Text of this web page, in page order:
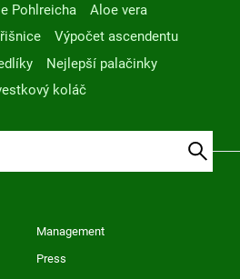
Pohlreicha
Aloe vera
Výpočet ascendentu
Nejlepší palačinky
koláč
Management
Press